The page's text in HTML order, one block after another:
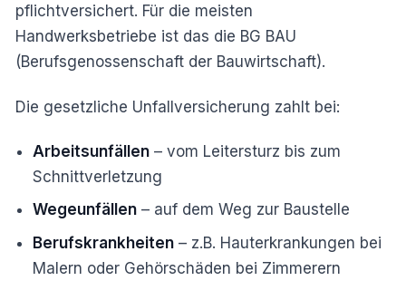
pflichtversichert. Für die meisten
Handwerksbetriebe ist das die BG BAU
(Berufsgenossenschaft der Bauwirtschaft).
Die gesetzliche Unfallversicherung zahlt bei:
Arbeitsunfällen – vom Leitersturz bis zum
Schnittverletzung
Wegeunfällen – auf dem Weg zur Baustelle
Berufskrankheiten – z.B. Hauterkrankungen bei
Malern oder Gehörschäden bei Zimmerern